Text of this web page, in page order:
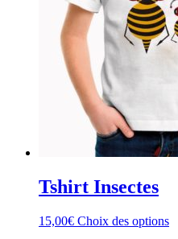
Tshirt Insectes
15,00€ Choix des options